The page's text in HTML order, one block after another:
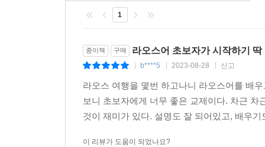
1
종이책 구매 라오스어 초보자가 시작하기 딱
b****5 2023-08-28 신고
라오스 여행을 몇번 하고나니 라오스어를 배
보니 초보자에게 너무 좋은 교제이다. 차근
것이 재미가 있다. 설명도 잘 되어있고, 배우
이 리뷰가 도움이 되었나요?